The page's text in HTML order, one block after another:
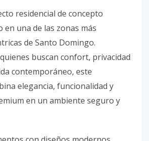
residencial de concepto
en una de las zonas más
de Santo Domingo.
buscan confort, privacidad
contemporáneo, este
elegancia, funcionalidad y
en un ambiente seguro y